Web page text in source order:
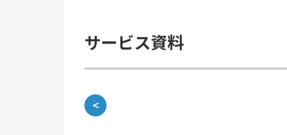
サービス資料
＜